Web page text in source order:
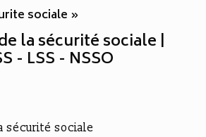
sociale »
la sécurité sociale |
- LSS - NSSO
sécurité sociale